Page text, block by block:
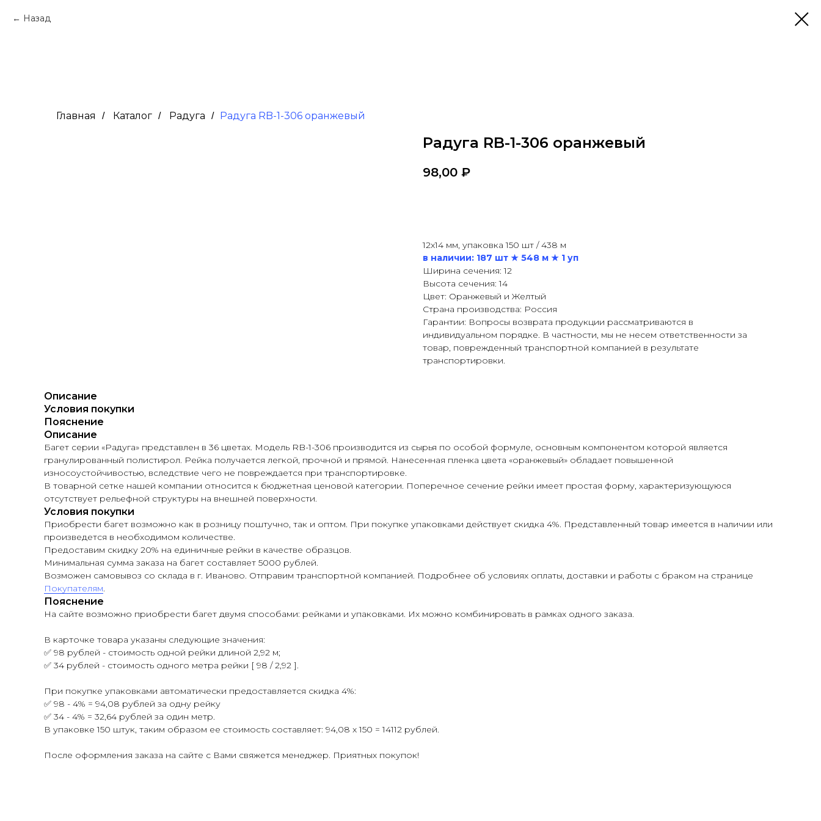
Главная / Каталог / Радуга / Радуга RB-1-306 оранжевый
Назад
Радуга RB-1-306 оранжевый
98,00 ₽
12x14 мм, упаковка 150 шт / 438 м
в наличии: 187 шт ★ 548 м ★ 1 уп
Ширина сечения: 12
Высота сечения: 14
Цвет: Оранжевый и Желтый
Страна производства: Россия
Гарантии: Вопросы возврата продукции рассматриваются в
индивидуальном порядке. В частности, мы не несем ответственности за
товар, поврежденный транспортной компанией в результате
транспортировки.
Описание
Условия покупки
Пояснение
Описание
Багет серии «Радуга» представлен в 36 цветах. Модель RB-1-306 производится из сырья по особой формуле, основным компонентом которой является
гранулированный полистирол. Рейка получается легкой, прочной и прямой. Нанесенная пленка цвета «оранжевый» обладает повышенной
износоустойчивостью, вследствие чего не повреждается при транспортировке.
В товарной сетке нашей компании относится к бюджетная ценовой категории. Поперечное сечение рейки имеет простая форму, характеризующуюся
отсутствует рельефной структуры на внешней поверхности.
Условия покупки
Приобрести багет возможно как в розницу поштучно, так и оптом. При покупке упаковками действует скидка 4%. Представленный товар имеется в наличии или
произведется в необходимом количестве.
Предоставим скидку 20% на единичные рейки в качестве образцов.
Минимальная сумма заказа на багет составляет 5000 рублей.
Возможен самовывоз со склада в г. Иваново. Отправим транспортной компанией. Подробнее об условиях оплаты, доставки и работы с браком на странице
Покупателям.
Пояснение
На сайте возможно приобрести багет двумя способами: рейками и упаковками. Их можно комбинировать в рамках одного заказа.
В карточке товара указаны следующие значения:
✅ 98 рублей - стоимость одной рейки длиной 2,92 м;
✅ 34 рублей - стоимость одного метра рейки [ 98 / 2,92 ].
При покупке упаковками автоматически предоставляется скидка 4%:
✅ 98 - 4% = 94,08 рублей за одну рейку
✅ 34 - 4% = 32,64 рублей за один метр.
В упаковке 150 штук, таким образом ее стоимость составляет: 94,08 x 150 = 14112 рублей.
После оформления заказа на сайте с Вами свяжется менеджер. Приятных покупок!